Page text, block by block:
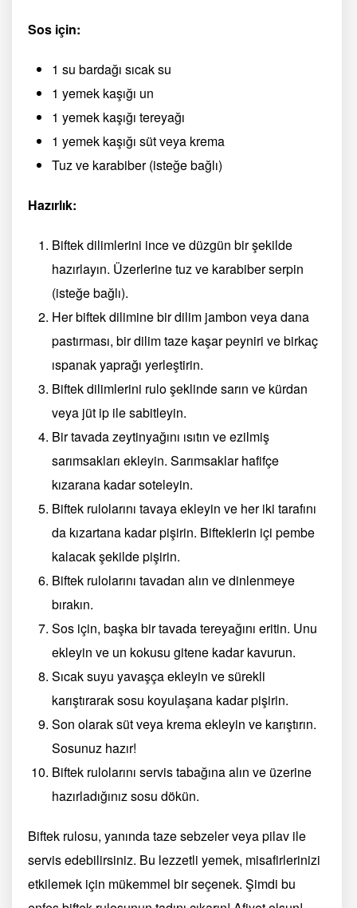
Sos için:
1 su bardağı sıcak su
1 yemek kaşığı un
1 yemek kaşığı tereyağı
1 yemek kaşığı süt veya krema
Tuz ve karabiber (isteğe bağlı)
Hazırlık:
Biftek dilimlerini ince ve düzgün bir şekilde
hazırlayın. Üzerlerine tuz ve karabiber serpin
(isteğe bağlı).
Her biftek dilimine bir dilim jambon veya dana
pastırması, bir dilim taze kaşar peyniri ve birkaç
ıspanak yaprağı yerleştirin.
Biftek dilimlerini rulo şeklinde sarın ve kürdan
veya jüt ip ile sabitleyin.
Bir tavada zeytinyağını ısıtın ve ezilmiş
sarımsakları ekleyin. Sarımsaklar hafifçe
kızarana kadar soteleyin.
Biftek rulolarını tavaya ekleyin ve her iki tarafını
da kızartana kadar pişirin. Bifteklerin içi pembe
kalacak şekilde pişirin.
Biftek rulolarını tavadan alın ve dinlenmeye
bırakın.
Sos için, başka bir tavada tereyağını eritin. Unu
ekleyin ve un kokusu gitene kadar kavurun.
Sıcak suyu yavaşça ekleyin ve sürekli
karıştırarak sosu koyulaşana kadar pişirin.
Son olarak süt veya krema ekleyin ve karıştırın.
Sosunuz hazır!
Biftek rulolarını servis tabağına alın ve üzerine
hazırladığınız sosu dökün.
Biftek rulosu, yanında taze sebzeler veya pilav ile
servis edebilirsiniz. Bu lezzetli yemek, misafirlerinizi
etkilemek için mükemmel bir seçenek. Şimdi bu